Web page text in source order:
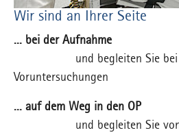
Wir sind an Ihrer Seite
... bei der Aufnahme
und begleiten Sie bei
Voruntersuchungen
... auf dem Weg in den OP
und begleiten Sie von